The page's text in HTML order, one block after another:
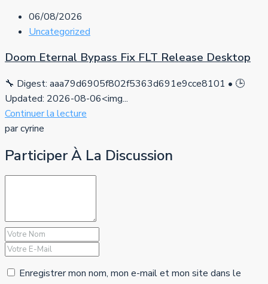
06/08/2026
Uncategorized
Doom Eternal Bypass Fix FLT Release Desktop
🔧 Digest: aaa79d6905f802f5363d691e9cce8101 • 🕒
Updated: 2026-08-06<img...
Continuer la lecture
par cyrine
Participer À La Discussion
Enregistrer mon nom, mon e-mail et mon site dans le